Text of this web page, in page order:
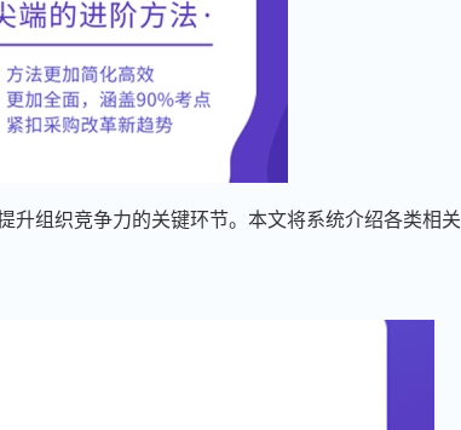
升组织竞争力的关键环节。本文将系统介绍各类相关